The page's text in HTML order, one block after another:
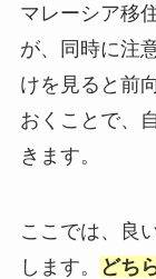
マレーシア移
が、同時に注
けを見ると前
おくことで、
きます。
ここでは、良
します。
どち